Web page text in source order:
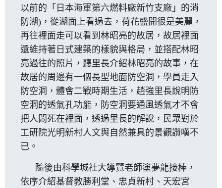
以前的「日本海軍第六燃料廠新竹支廠」的消
防湖)，從湖面上看過去，荷花盛開很是美麗，
再往裡面走可以看到林昭亮的故居，故居裡面
還維持著日式建築的樣貌與格局，並搭配林昭
亮過往的照片，聽里長介紹林昭亮的故事，在
故居的周邊有一個長型地面防空洞，學員走入
防空洞，體會二戰時期生活，趙強里長說明防
空洞的透氣孔功能，防空洞要通風透氣才不會
把人悶死在裡面，透過里長的解說，民眾對於
工研院光明新村人文與自然兼具的景觀讚嘆不
已。
隨後由科學城社大導覽老師塗夢龍接棒，
依序介紹基督教勝利堂、忠貞新村、天宏宮